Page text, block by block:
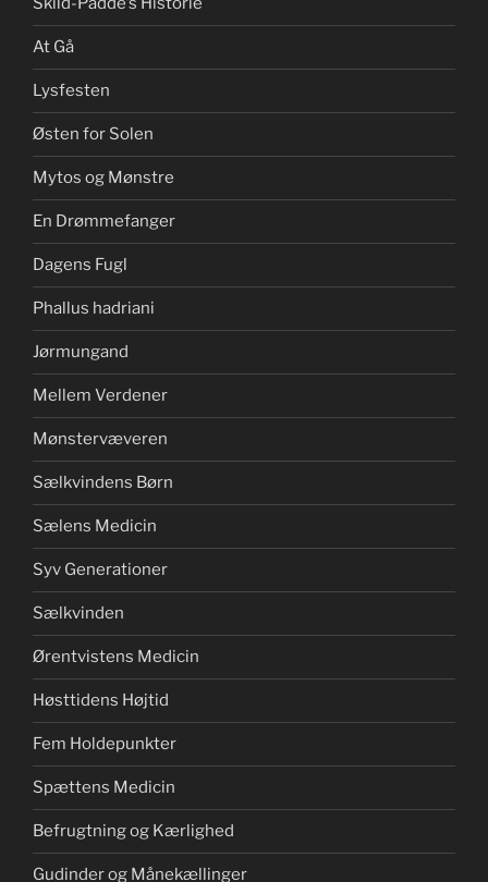
At Gå
Lysfesten
Østen for Solen
Mytos og Mønstre
En Drømmefanger
Dagens Fugl
Phallus hadriani
Jørmungand
Mellem Verdener
Mønstervæveren
Sælkvindens Børn
Sælens Medicin
Syv Generationer
Sælkvinden
Ørentvistens Medicin
Høsttidens Højtid
Fem Holdepunkter
Spættens Medicin
Befrugtning og Kærlighed
Gudinder og Månekællinger